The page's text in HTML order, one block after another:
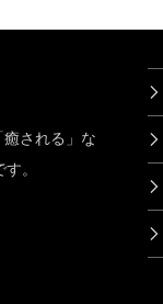
される」な
。